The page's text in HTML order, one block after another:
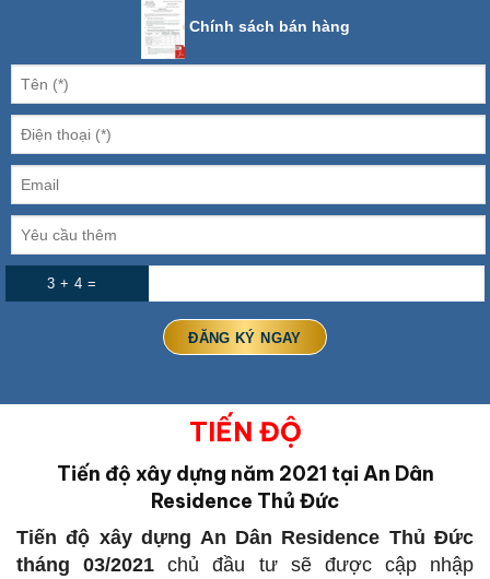
Chính sách bán hàng
3 + 4 =
TIẾN ĐỘ
Tiến độ xây dựng năm 2021 tại An Dân
Residence Thủ Đức
Tiến độ xây dựng An Dân Residence Thủ Đức
tháng 03/2021 chủ đầu tư sẽ được cập nhập